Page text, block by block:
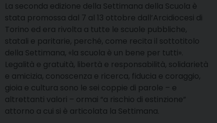
La seconda edizione della Settimana della Scuola è
stata promossa dal 7 al 13 ottobre dall’Arcidiocesi di
Torino ed era rivolta a tutte le scuole pubbliche,
statali e paritarie, perché, come recita il sottotitolo
della Settimana, «la scuola è un bene per tutti».
Legalità e gratuità, libertà e responsabilità, solidarietà
e amicizia, conoscenza e ricerca, fiducia e coraggio,
gioia e cultura sono le sei coppie di parole – e
altrettanti valori – ormai “a rischio di estinzione”
attorno a cui si è articolata la Settimana.